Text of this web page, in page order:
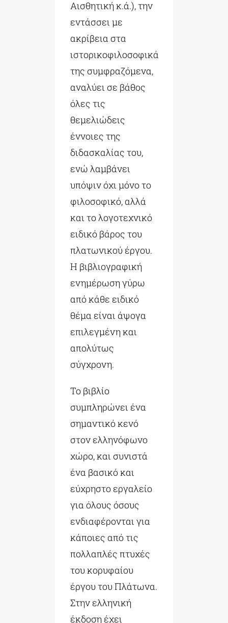
Αισθητική κ.ά.), την
εντάσσει με
ακρίβεια στα
ιστορικοφιλοσοφικά
της συμφραζόμενα,
αναλύει σε βάθος
όλες τις
θεμελιώδεις
έννοιες της
διδασκαλίας του,
ενώ λαμβάνει
υπόψιν όχι μόνο το
φιλοσοφικό, αλλά
και το λογοτεχνικό
ειδικό βάρος του
πλατωνικού έργου.
Η βιβλιογραφική
ενημέρωση γύρω
από κάθε ειδικό
θέμα είναι άψογα
επιλεγμένη και
απολύτως
σύγχρονη.
Το βιβλίο
συμπληρώνει ένα
σημαντικό κενό
στον ελληνόφωνο
χώρο, και συνιστά
ένα βασικό και
εύχρηστο εργαλείο
για όλους όσους
ενδιαφέρονται για
κάποιες από τις
πολλαπλές πτυχές
του κορυφαίου
έργου του Πλάτωνα.
Στην ελληνική
έκδοση έχει